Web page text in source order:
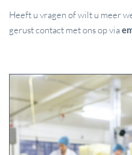
Heeft u vragen of wilt u meer
gerust contact met ons op via